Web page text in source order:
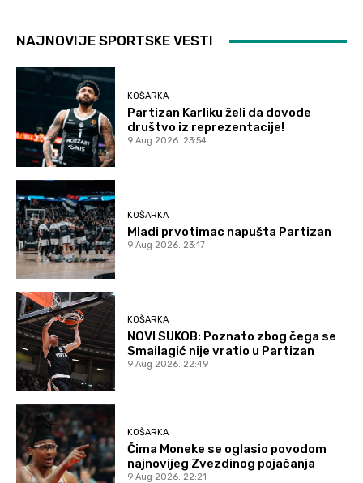
NAJNOVIJE SPORTSKE VESTI
KOŠARKA
Partizan Karliku želi da dovode
društvo iz reprezentacije!
9 Aug 2026. 23:54
KOŠARKA
Mladi prvotimac napušta Partizan
9 Aug 2026. 23:17
KOŠARKA
NOVI SUKOB: Poznato zbog čega se
Smailagić nije vratio u Partizan
9 Aug 2026. 22:49
KOŠARKA
Čima Moneke se oglasio povodom
najnovijeg Zvezdinog pojačanja
9 Aug 2026. 22:21